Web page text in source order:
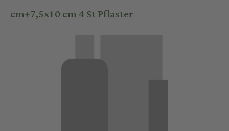
cm+7,5x10 cm 4 St Pflaster